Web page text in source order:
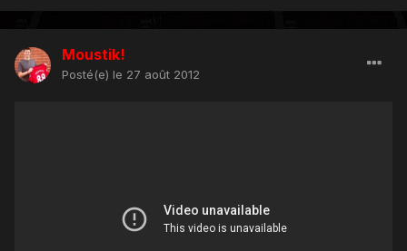
Moustik!
Posté(e) le 27 août 2012